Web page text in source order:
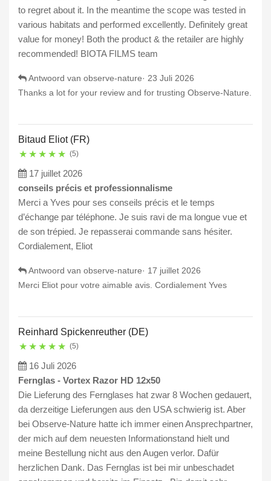
to regret about it. In the meantime the scope was tested in
various habitats and performed excellently. Definitely great
value for money! Both the product & the retailer are highly
recommended! BIOTA FILMS team
Antwoord van observe-nature· 23 Juli 2026
Thanks a lot for your review and for trusting Observe-Nature.
Bitaud Eliot (FR)
★ ★ ★ ★ ★ (5)
17 juillet 2026
conseils précis et professionnalisme
Merci a Yves pour ses conseils précis et le temps
d’échange par téléphone. Je suis ravi de ma longue vue et
de son trépied. Je repasserai commande sans hésiter.
Cordialement, Eliot
Antwoord van observe-nature· 17 juillet 2026
Merci Eliot pour votre aimable avis. Cordialement Yves
Reinhard Spickenreuther (DE)
★ ★ ★ ★ ★ (5)
16 Juli 2026
Fernglas - Vortex Razor HD 12x50
Die Lieferung des Fernglases hat zwar 8 Wochen gedauert,
da derzeitige Lieferungen aus den USA schwierig ist. Aber
bei Observe-Nature hatte ich immer einen Ansprechpartner,
der mich auf dem neuesten Informationstand hielt und
meine Bestellung nicht aus den Augen verlor. Dafür
herzlichen Dank. Das Fernglas ist bei mir unbeschadet